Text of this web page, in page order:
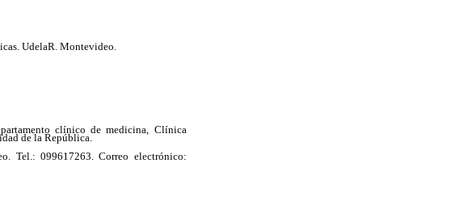
UdelaR. Montevideo.
clínico de medicina, Clínica
de la República.
Tel.: 099617263. Correo electrónico: